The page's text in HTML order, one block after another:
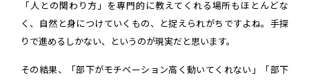
「人との関わり方」を専門的に教えてくれる場所もほとんどな
く、自然と身につけていくもの、と捉えられがちですよね。手探
りで進めるしかない、というのが現実だと思います。
その結果、「部下がモチベーション高く動いてくれない」「部下